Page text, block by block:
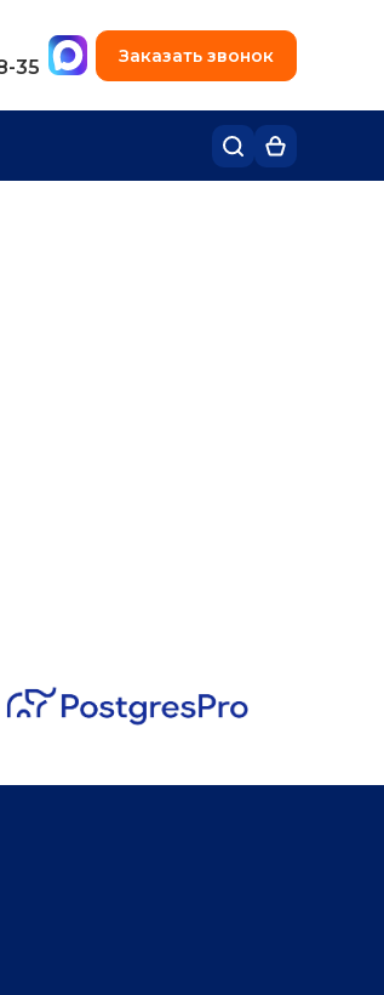
35
+7 (495) 780-48-49
Заказать звонок